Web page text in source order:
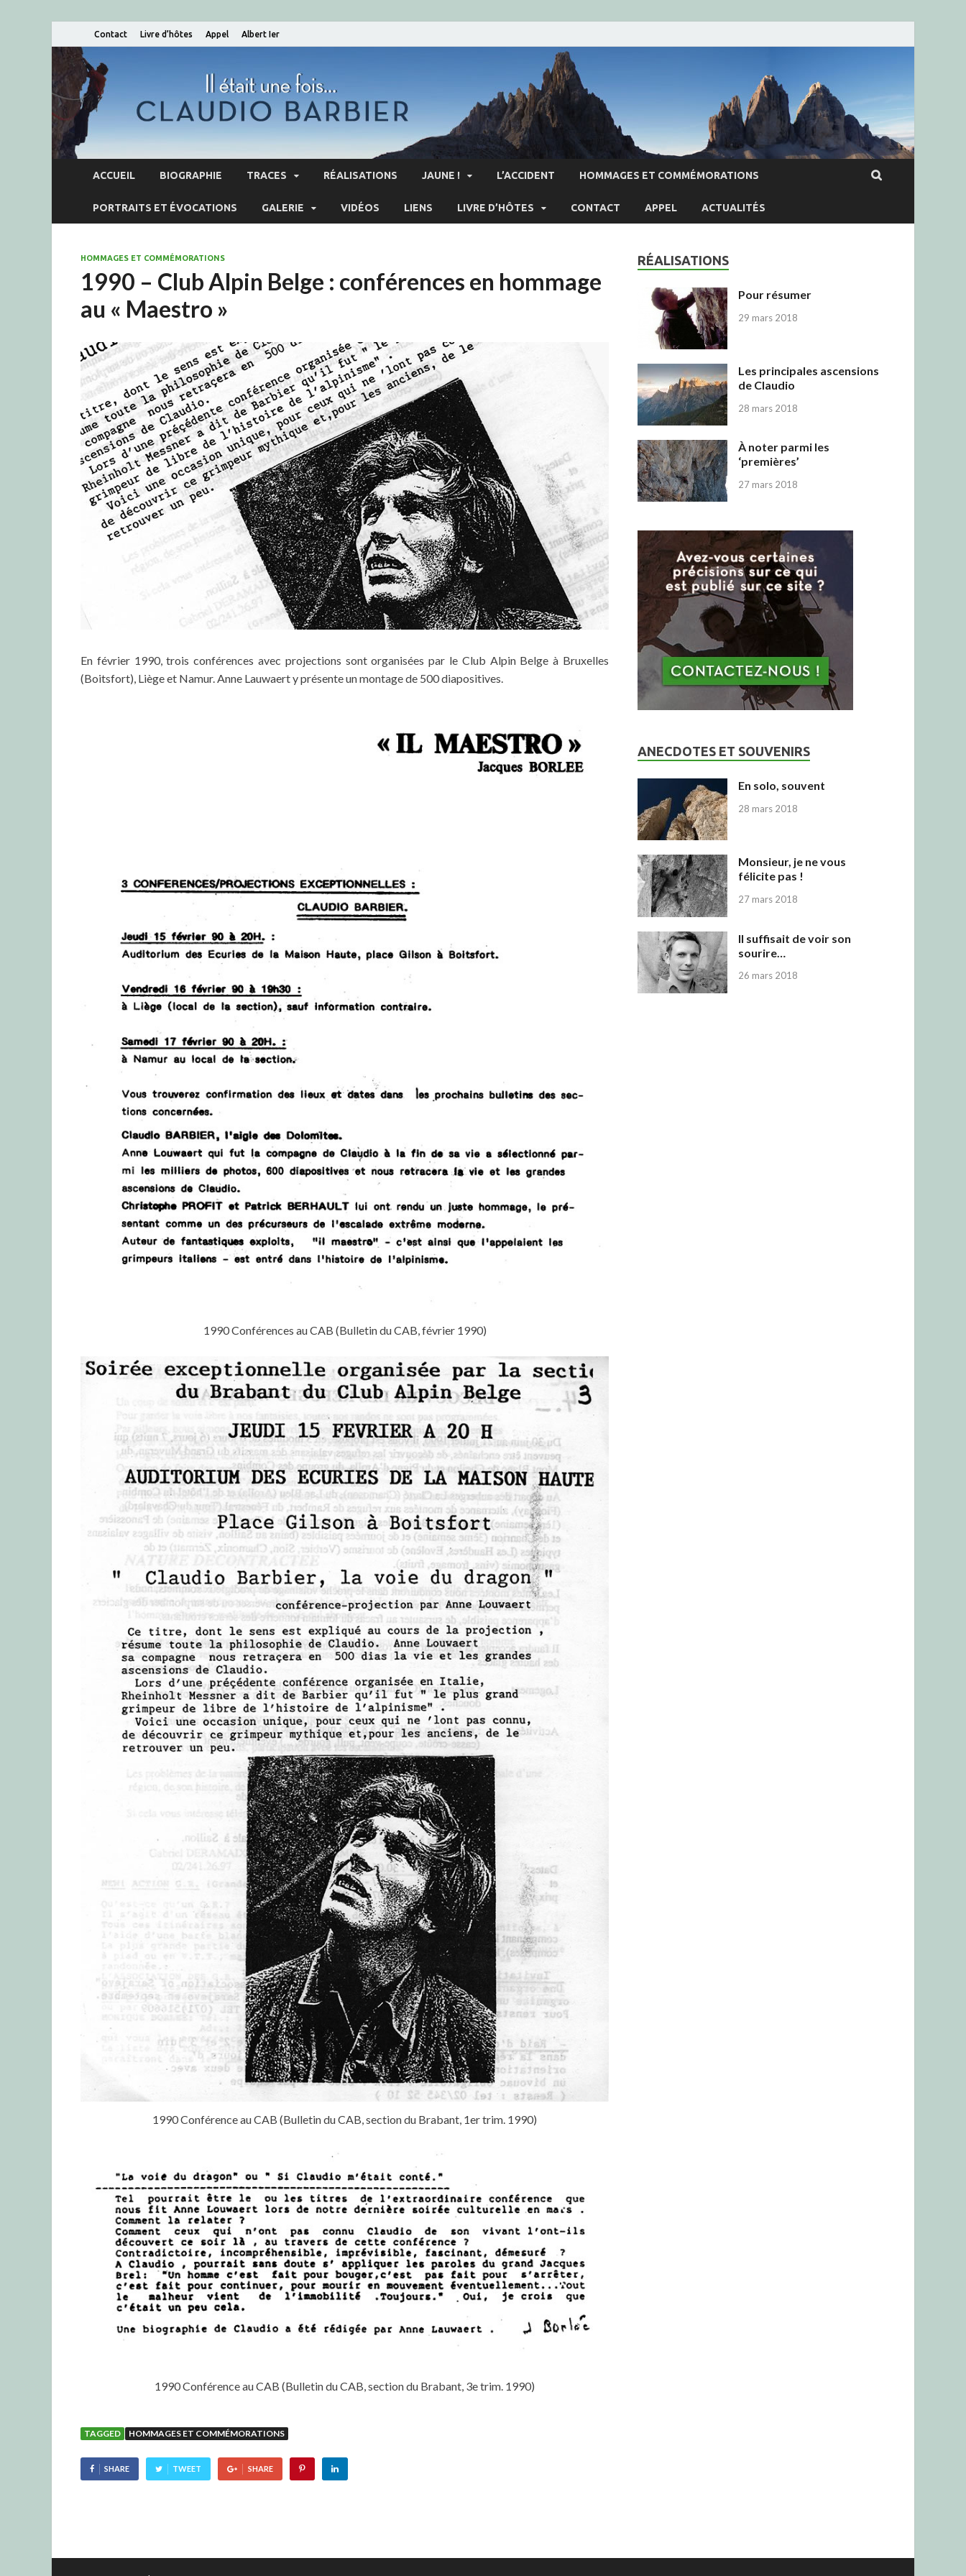
Contact Livre d’hôtes Appel Albert Ier
ACCUEIL BIOGRAPHIE TRACES RÉALISATIONS JAUNE ! L’ACCIDENT HOMMAGES ET COMMÉMORATIONS
PORTRAITS ET ÉVOCATIONS GALERIE VIDÉOS LIENS LIVRE D’HÔTES CONTACT APPEL ACTUALITÉS
HOMMAGES ET COMMÉMORATIONS
1990 – Club Alpin Belge : conférences en hommage
au « Maestro »
En février 1990, trois conférences avec projections sont organisées par le Club Alpin Belge à Bruxelles
(Boitsfort), Liège et Namur. Anne Lauwaert y présente un montage de 500 diapositives.
1990 Conférences au CAB (Bulletin du CAB, février 1990)
1990 Conférence au CAB (Bulletin du CAB, section du Brabant, 1er trim. 1990)
1990 Conférence au CAB (Bulletin du CAB, section du Brabant, 3e trim. 1990)
TAGGED HOMMAGES ET COMMÉMORATIONS
SHARE TWEET SHARE
RÉALISATIONS
Pour résumer
29 mars 2018
Les principales ascensions
de Claudio
28 mars 2018
À noter parmi les
‘premières’
27 mars 2018
ANECDOTES ET SOUVENIRS
En solo, souvent
28 mars 2018
Monsieur, je ne vous
félicite pas !
27 mars 2018
Il suffisait de voir son
sourire…
26 mars 2018